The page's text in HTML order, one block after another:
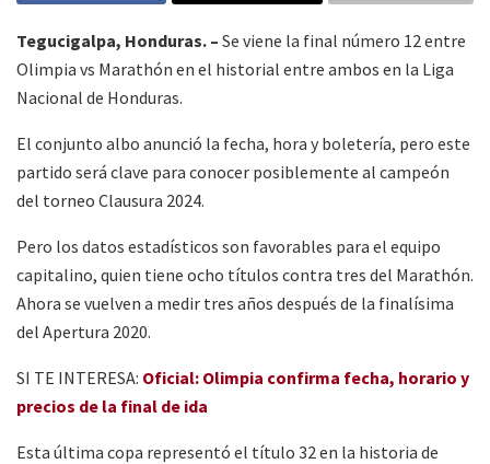
Tegucigalpa, Honduras. – Se viene la final número 12 entre
Olimpia vs Marathón en el historial entre ambos en la Liga
Nacional de Honduras.
El conjunto albo anunció la fecha, hora y boletería, pero este
partido será clave para conocer posiblemente al campeón
del torneo Clausura 2024.
Pero los datos estadísticos son favorables para el equipo
capitalino, quien tiene ocho títulos contra tres del Marathón.
Ahora se vuelven a medir tres años después de la finalísima
del Apertura 2020.
SI TE INTERESA: Oficial: Olimpia confirma fecha, horario y
precios de la final de ida
Esta última copa representó el título 32 en la historia de